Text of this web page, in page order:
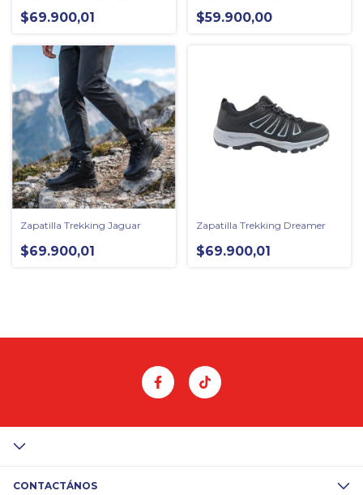
$69.900,01 $59.900,00
Zapatilla Trekking Jaguar
$69.900,01
Zapatilla Trekking Dreamer
$69.900,01
CONTACTÁNOS